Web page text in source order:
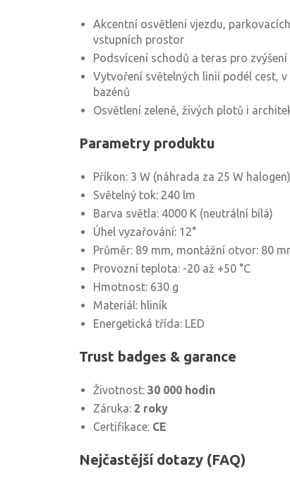
Akcentní osvětlení vjezdu,
vstupních prostor
Podsvícení schodů a teras pro
Vytvoření světelných linií podél cest,
bazénů
Osvětlení zeleně, živých plotů i
Parametry produktu
Příkon: 3 W (náhrada za 25 W halogen)
Světelný tok: 240 lm
Barva světla: 4000 K (neutrální bílá)
Úhel vyzařování: 12°
Průměr: 89 mm, montážní otvor: 80
Provozní teplota: -20 až +50 °C
Hmotnost: 630 g
Materiál: hliník
Energetická třída: LED
Trust badges & garance
Životnost: 30 000 hodin
Záruka: 2 roky
Certifikace: CE
Nejčastější dotazy (FAQ)